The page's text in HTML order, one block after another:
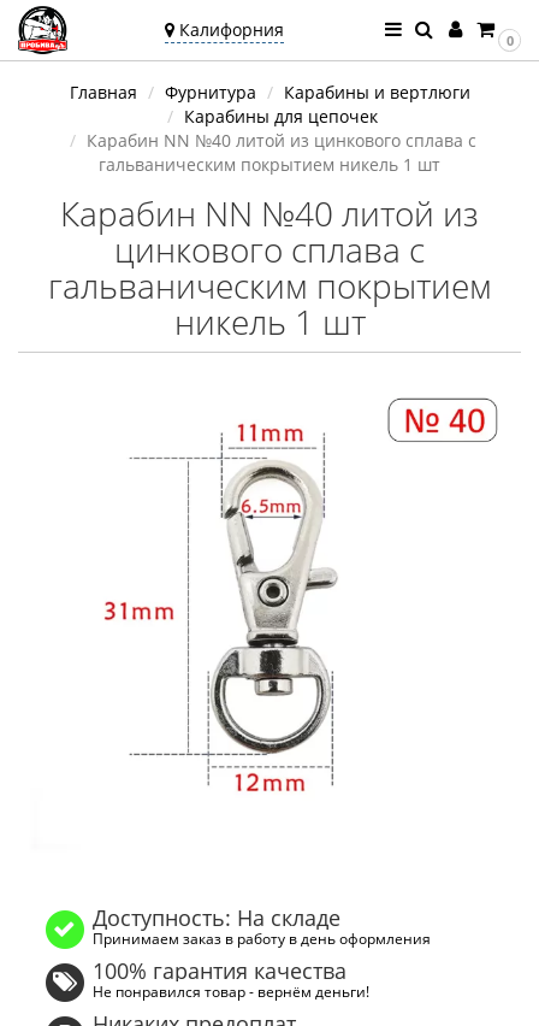
Калифорния
Калифорния
Угадали?
0
Главная Фурнитура
Карабины и вертлюги
Карабины для цепочек
Карабин NN №40 литой из цинкового сплава с
гальваническим покрытием никель 1 шт
Карабин NN №40 литой из
цинкового сплава с
гальваническим покрытием
никель 1 шт
Доступность: На складе
Принимаем заказ в работу в день оформления
100% гарантия качества
Не понравился товар - вернём деньги!